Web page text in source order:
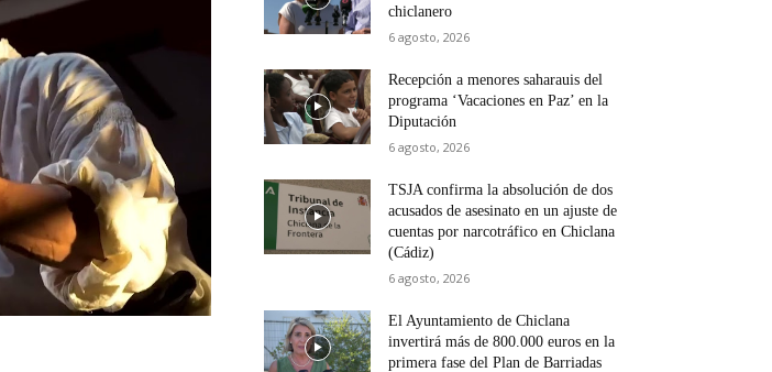
chiclanero
6 agosto, 2026
Recepción a menores saharauis del
programa ‘Vacaciones en Paz’ en la
Diputación
6 agosto, 2026
TSJA confirma la absolución de dos
acusados de asesinato en un ajuste de
cuentas por narcotráfico en Chiclana
(Cádiz)
6 agosto, 2026
El Ayuntamiento de Chiclana
invertirá más de 800.000 euros en la
primera fase del Plan de Barriadas